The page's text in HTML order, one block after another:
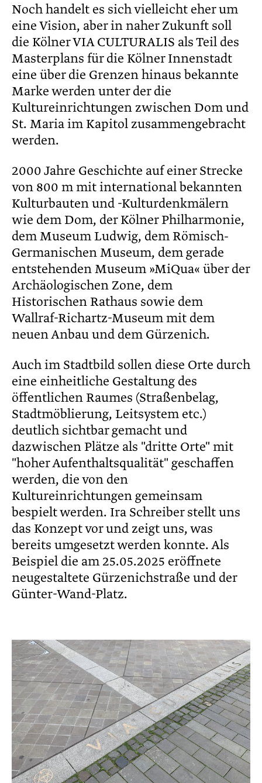
Noch handelt es sich vielleicht eher um
eine Vision, aber in naher Zukunft soll
die Kölner VIA CULTURALIS als Teil des
Masterplans für die Kölner Innenstadt
eine über die Grenzen hinaus bekannte
Marke werden unter der die
Kultureinrichtungen zwischen Dom und
St. Maria im Kapitol zusammengebracht
werden.
2000 Jahre Geschichte auf einer Strecke
von 800 m mit international bekannten
Kulturbauten und -Kulturdenkmälern
wie dem Dom, der Kölner Philharmonie,
dem Museum Ludwig, dem Römisch-
Germanischen Museum, dem gerade
entstehenden Museum »MiQua« über der
Archäologischen Zone, dem
Historischen Rathaus sowie dem
Wallraf-Richartz-Museum mit dem
neuen Anbau und dem Gürzenich.
Auch im Stadtbild sollen diese Orte durch
eine einheitliche Gestaltung des
öffentlichen Raumes (Straßenbelag,
Stadtmöblierung, Leitsystem etc.)
deutlich sichtbar gemacht und
dazwischen Plätze als "dritte Orte" mit
"hoher Aufenthaltsqualität" geschaffen
werden, die von den
Kultureinrichtungen gemeinsam
bespielt werden. Ira Schreiber stellt uns
das Konzept vor und zeigt uns, was
bereits umgesetzt werden konnte. Als
Beispiel die am 25.05.2025 eröffnete
neugestaltete Gürzenichstraße und der
Günter-Wand-Platz.